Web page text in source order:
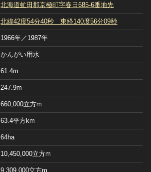
北海道虻田郡京極町字春日685-6番地先
北緯42度54分40秒 東経140度56分09秒
1966年／1987年
かんがい用水
61.4m
247.9m
660,000立方m
63.4平方km
64ha
10,450,000立方m
9,309,000立方m